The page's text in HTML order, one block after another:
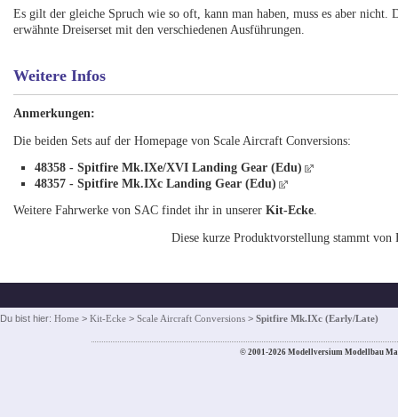
Es gilt der gleiche Spruch wie so oft, kann man haben, muss es aber nicht.
erwähnte Dreiserset mit den verschiedenen Ausführungen.
Weitere Infos
Anmerkungen:
Die beiden Sets auf der Homepage von Scale Aircraft Conversions:
48358 - Spitfire Mk.IXe/XVI Landing Gear (Edu)
48357 - Spitfire Mk.IXc Landing Gear (Edu)
Weitere Fahrwerke von SAC findet ihr in unsererKit-Ecke.
Diese kurze Produktvorstellung stammt
Du bist hier: Home > Kit-Ecke > Scale Aircraft Conversions > Spitfire Mk.IXc (Early/Late)
© 2001-2026 Modellversium Modellbau